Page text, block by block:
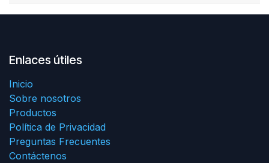
Enlaces útiles
Inicio
Sobre nosotros
Productos
Política de Privacidad
Preguntas Frecuentes
Contáctenos